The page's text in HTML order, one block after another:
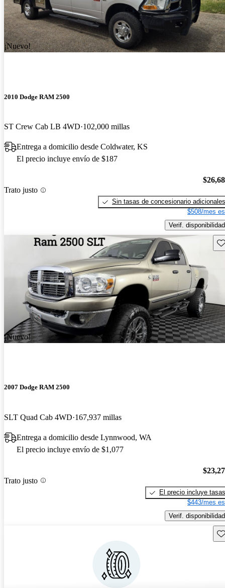
¡Nuevo!
2010 Dodge RAM 2500
ST Crew Cab LB 4WD 102,000 millas
Entrega a domicilio desde Coldwater, KS
El precio incluye envío de $187
Trato justo
Sin tasas de concesionario adicionales
$508/mes
Verif. disponibilidad
¡Nuevo!
2007 Dodge RAM 2500
SLT Quad Cab 4WD 167,937 millas
Entrega a domicilio desde Lynnwood, WA
El precio incluye envío de $1,077
Trato justo
El precio incluye tasas
$443/mes
Verif. disponibilidad